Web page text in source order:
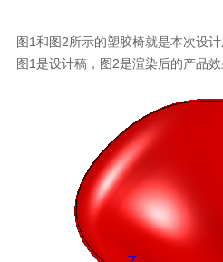
图1和图2所示的塑胶椅就是本次设
图1是设计稿，图2是渲染后的产品效